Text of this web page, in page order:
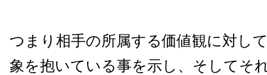
つまり相手の所属する価値観に対し
象を抱いている事を示し、そしてそ